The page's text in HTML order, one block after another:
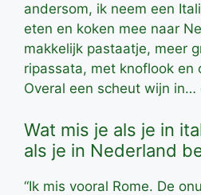
andersom, ik neem een
eten en koken mee naar
makkelijk pastaatje, meer
ripassata, met knoflook en
Overal een scheut wijn in…
Wat mis je als je in
als je in Nederland
“Ik mis vooral Rome. De